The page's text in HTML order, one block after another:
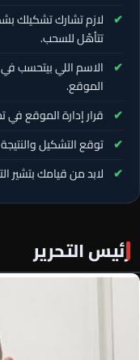
تتأهّل للسحب.
الاسم اللي بيتحسب
الموقع.
قرار إدارة الموقع في
توقع التشكيل
لابد من قيامك
رئيس التحرير